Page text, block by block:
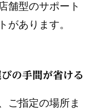
舗型のサポート
があります。
の手間が省ける
ご指定の場所ま